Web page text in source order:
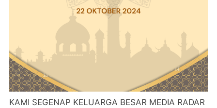
KAMI SEGENAP KELUARGA BESAR MEDIA RADAR